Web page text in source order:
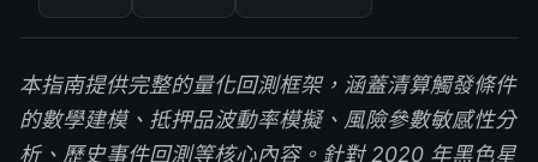
本指南提供完整的量化回測框架，涵蓋清算觸發條件
的數學建模、抵押品波動率模擬、風險參數敏感性分
析、歷史事件回測等核心內容。針對 2020 年黑色星